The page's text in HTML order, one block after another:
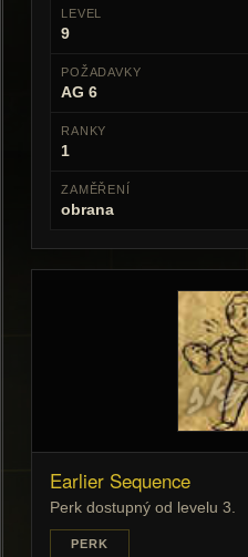
LEVEL
9
POŽADAVKY
AG 6
RANKY
1
ZAMĚŘENÍ
obrana
Earlier Sequence
Perk dostupný od levelu 3.
PERK